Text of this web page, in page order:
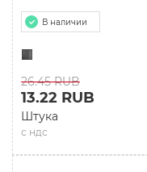
В наличии
26.45 RUB
с ндс
13.22 RUB
Штука